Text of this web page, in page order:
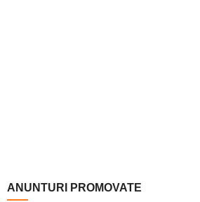
ANUNTURI PROMOVATE